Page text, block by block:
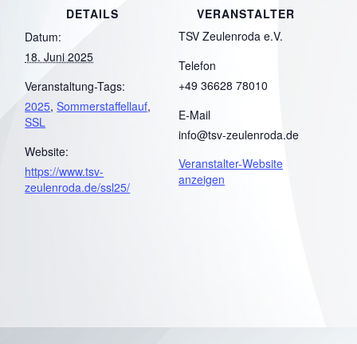
DETAILS
Datum:
18. Juni 2025
Veranstaltung-Tags:
2025,Sommerstaffellauf,
SSL
Website:
https://www.tsv-
zeulenroda.de/ssl25/
VERANSTALTER
TSV Zeulenroda e.V.
Telefon
+49 36628 78010
E-Mail
info@tsv-zeulenroda.de
Veranstalter-Website
anzeigen